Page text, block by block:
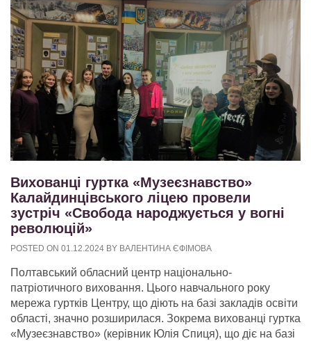
Вихованці гуртка «Музеєзнавство»
Калайдинцівського ліцею провели
зустріч «Свобода народжується у вогні
революцій»
POSTED ON 01.12.2024 BY ВАЛЕНТИНА ЄФІМОВА
Полтавський обласний центр національно-
патріотичного виховання. Цього навчального року
мережа гуртків Центру, що діють на базі закладів освіти
області, значно розширилася. Зокрема вихованці гуртка
«Музеєзнавство» (керівник Юлія Спиця), що діє на базі